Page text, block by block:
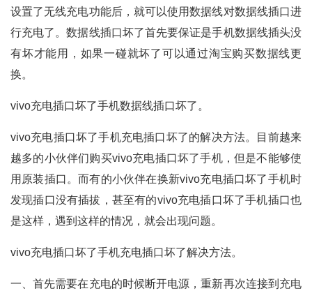
设置了无线充电功能后，就可以使用数据线对数据线插口进
行充电了。数据线插口坏了首先要保证是手机数据线插头没
有坏才能用，如果一碰就坏了可以通过淘宝购买数据线更
换。
vivo充电插口坏了手机数据线插口坏了。
vivo充电插口坏了手机充电插口坏了的解决方法。目前越来
越多的小伙伴们购买vivo充电插口坏了手机，但是不能够使
用原装插口。而有的小伙伴在换新vivo充电插口坏了手机时
发现插口没有插拔，甚至有的vivo充电插口坏了手机插口也
是这样，遇到这样的情况，就会出现问题。
vivo充电插口坏了手机充电插口坏了解决方法。
一、首先需要在充电的时候断开电源，重新再次连接到充电